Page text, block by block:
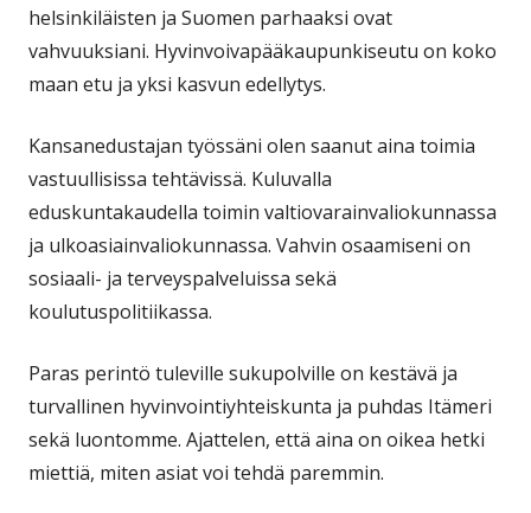
helsinkiläisten ja Suomen parhaaksi ovat
vahvuuksiani. Hyvinvoivapääkaupunkiseutu on koko
maan etu ja yksi kasvun edellytys.
Kansanedustajan työssäni olen saanut aina toimia
vastuullisissa tehtävissä. Kuluvalla
eduskuntakaudella toimin valtiovarainvaliokunnassa
ja ulkoasiainvaliokunnassa. Vahvin osaamiseni on
sosiaali- ja terveyspalveluissa sekä
koulutuspolitiikassa.
Paras perintö tuleville sukupolville on kestävä ja
turvallinen hyvinvointiyhteiskunta ja puhdas Itämeri
sekä luontomme. Ajattelen, että aina on oikea hetki
miettiä, miten asiat voi tehdä paremmin.